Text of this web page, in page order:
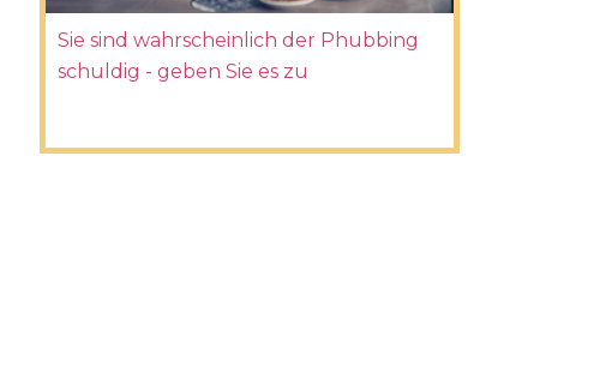
Sie sind wahrscheinlich der Phubbing
schuldig - geben Sie es zu